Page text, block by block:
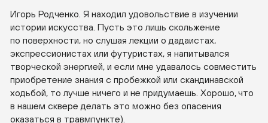
Игорь Родченко. Я находил удовольствие в изучении
истории искусства. Пусть это лишь скольжение
по поверхности, но слушая лекции о дадаистах,
экспрессионистах или футуристах, я напитывался
творческой энергией, и если мне удавалось совместить
приобретение знания с пробежкой или скандинавской
ходьбой, то лучше ничего и не придумаешь. Хорошо, что
в нашем сквере делать это можно без опасения
оказаться в травмпункте).